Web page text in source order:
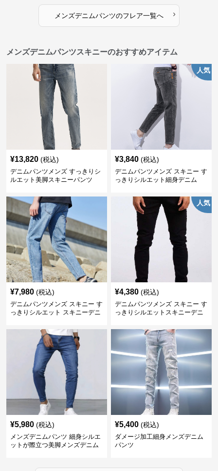
メンズデニムパンツのフレア一覧へ ›
メンズデニムパンツスキニーのおすすめアイテム
¥13,820 (税込)
デニムパンツメンズ すっきりシ
ルエット美脚スキニーパンツ
人気
¥3,840 (税込)
デニムパンツメンズ スキニー す
っきりシルエット細身デニム
¥7,980 (税込)
デニムパンツメンズ スキニー す
っきりシルエット スキニーデニ
人気
¥4,380 (税込)
デニムパンツメンズ スキニー す
っきりシルエットスキニーデニ
¥5,980 (税込)
メンズデニムパンツ 細身シルエ
ットが際立つ美脚メンズデニム
¥5,400 (税込)
ダメージ加工細身メンズデニム
パンツ